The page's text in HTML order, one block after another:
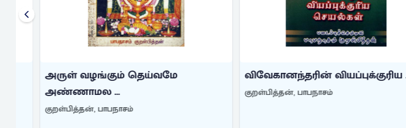
அருள் வழங்கும் தெய்வமே
அண்ணாமல ...
குறள்பித்தன், பாபநாசம்
விவேகானந்தரின் வியப்புக்குரிய ...
குறள்பித்தன், பாபநாசம்